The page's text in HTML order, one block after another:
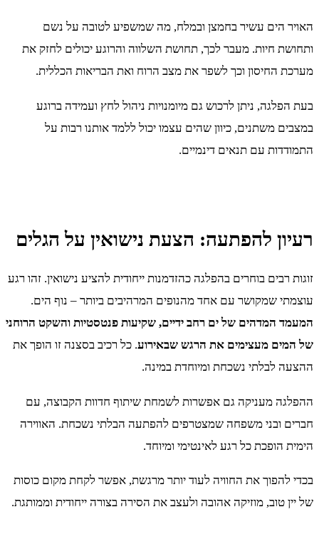
האויר הים עשיר בחמצן ובמלח, מה שמשפיע לטובה על נשם
ותחושת חיות. מעבר לכך, תחושת השלווה והרוגע יכולים לחזק את
מערכת החיסון וכך לשפר את מצב הרוח ואת הבריאות הכללית.
בעת הפלגה, ניתן לרכוש גם מיומנויות ניהול לחץ ועמידה ברוגע
במצבים משתנים, כיוון שהים עצמו יכול ללמד אותנו רבות על
התמודדות עם תנאים דינמיים.
רעיון להפתעה: הצעת נישואין על הגלים
זוגות רבים בוחרים בהפלגה כהזדמנות ייחודית להציע נישואין. זהו רגע
עוצמתי שמקושר עם אחד מהנופים המרהיבים ביותר – נוף הים.
המעמד המדהים של ים רחב ידיים, שקיעות פנטסטיות והשקט הרוחני
של המים מעצימים את הרגש שבאירוע. כל רכיב בסצנה זו הופך את
ההצעה לבלתי נשכחת ומיוחדת במינה.
ההפלגה מעניקה גם אפשרות לשמחת שיתוף חדוות הקבוצה, עם
חברים ובני משפחה שמצטרפים להפתעה הבלתי נשכחת. האווירה
הימית הופכת כל רגע לאינטימי ומיוחד.
בכדי להפוך את החוויה לעוד יותר מרגשת, אפשר לקחת מקום כוסות
של יין טוב, מוזיקה אהובה ולעצב את הסירה בצורה ייחודית וממותגת.